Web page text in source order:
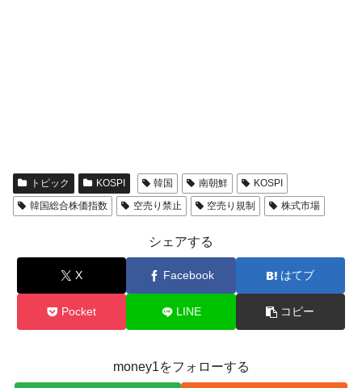
トピック KOSPI 韓国 南朝鮮
KOSPI
韓国総合株価指数
空売り禁止 空売り規制 株式市場
シェアする
X Facebook はてブ
Pocket LINE コピー
money1をフォローする